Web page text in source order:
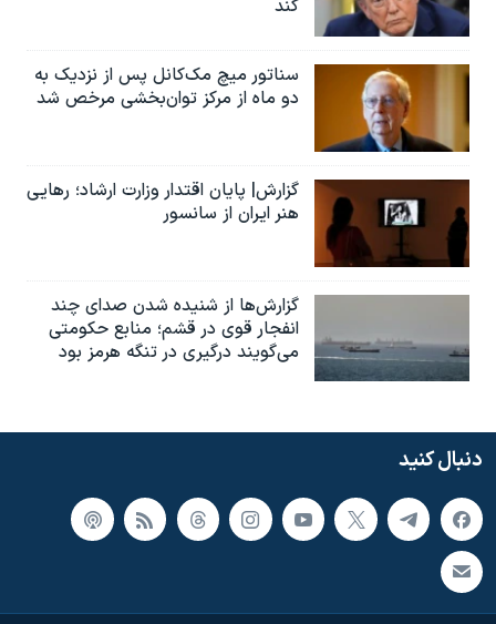
کند
سناتور میچ مک‌کانل پس از نزدیک به
دو ماه از مرکز توان‌بخشی مرخص شد
گزارش| پایان اقتدار وزارت ارشاد؛ رهایی
هنر ایران از سانسور
گزارش‌ها از شنیده شدن صدای چند
انفجار قوی در قشم؛ منابع حکومتی
می‌گویند درگیری در تنگه هرمز بود
دنبال کنید